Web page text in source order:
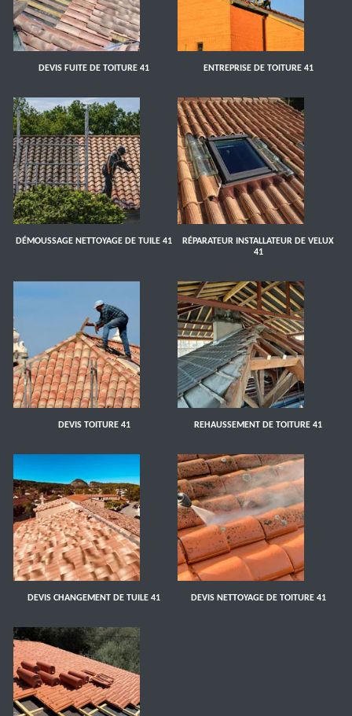
DEVIS FUITE DE TOITURE 41 ENTREPRISE DE TOITURE 41
DÉMOUSSAGE NETTOYAGE DE TUILE 41
RÉPARATEUR INSTALLATEUR DE VELUX
41
DEVIS TOITURE 41 REHAUSSEMENT DE TOITURE 41
DEVIS CHANGEMENT DE TUILE 41 DEVIS NETTOYAGE DE TOITURE 41